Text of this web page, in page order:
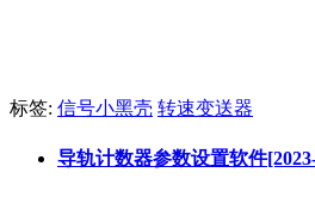
标签: 信号小黑壳 转速变送器
导轨计数器参数设置软件